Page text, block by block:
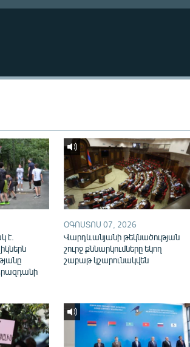
է.
ՕԳՈՍՏՈՍ 07, 2026
Վարդևանյանի թեկնածության
շուրջ քննարկումները եկող
շաբաթ կշարունակվեն